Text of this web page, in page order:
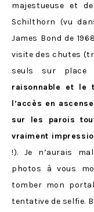
majestueuse et
Schilthorn (vu
James Bond de
visite des chutes
seuls sur place
raisonnable et le
l’accès en
sur les parois
vraiment
!). Je n’aurais
photos à vous
tomber mon
tentative de selfie.